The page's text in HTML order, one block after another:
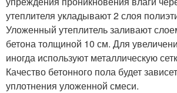
утеплителя укладывают 2 слоя
Уложенный утеплитель заливают
бетона толщиной 10 см. Для
иногда используют металлическую
Качество бетонного пола будет
уплотнения уложенной смеси.